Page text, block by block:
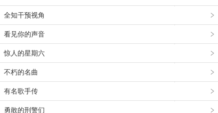
全知干预视角
看见你的声音
惊人的星期六
不朽的名曲
有名歌手传
勇敢的刑警们